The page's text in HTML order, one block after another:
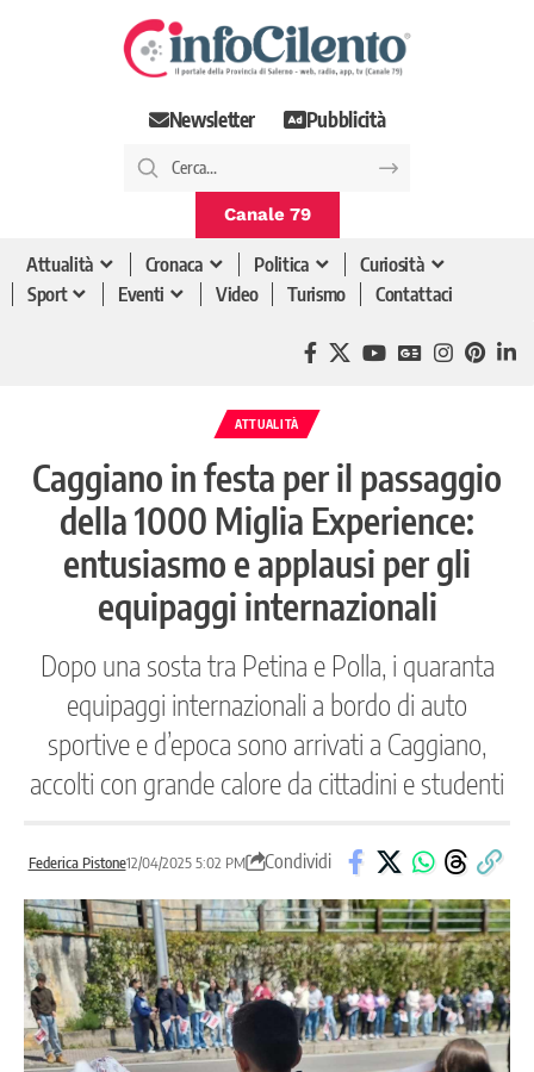
Newsletter Pubblicità
Canale 79
Attualità Cronaca Politica
Curiosità
Sport
Eventi Video Turismo Contattaci
ATTUALITÀ
Caggiano in festa per il passaggio
della 1000 Miglia Experience:
entusiasmo e applausi per gli
equipaggi internazionali
Dopo una sosta tra Petina e Polla, i quaranta
equipaggi internazionali a bordo di auto
sportive e d’epoca sono arrivati a Caggiano,
accolti con grande calore da cittadini e studenti
Federica Pistone12/04/2025 5:02 PM Condividi